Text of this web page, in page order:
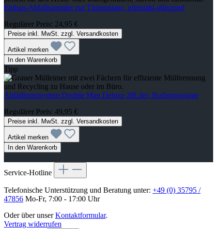
Einbau-Abfallsammler zur Türmontage, edelstahl-glänzend
Regulärer Preis: 24,95 €
Preise inkl. MwSt. zzgl. Versandkosten
Artikel merken
In den Warenkorb
Tipp
Abfalltrennsystem Double Man Deluxe 28Liter, Bodenmontage
Regulärer Preis: 49,95 €
Preise inkl. MwSt. zzgl. Versandkosten
Artikel merken
In den Warenkorb
Service-Hotline
Telefonische Unterstützung und Beratung unter: +49 (0) 35795 /
47856 Mo-Fr, 7:00 - 17:00 Uhr
Oder über unserKontaktformular.
Vertrag widerrufen